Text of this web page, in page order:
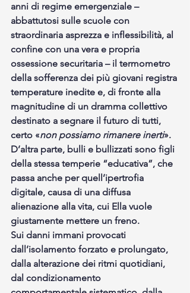
anni di regime emergenziale –
abbattutosi sulle scuole con
straordinaria asprezza e inflessibilità, al
confine con una vera e propria
ossessione securitaria – il termometro
della sofferenza dei più giovani registra
temperature inedite e, di fronte alla
magnitudine di un dramma collettivo
destinato a segnare il futuro di tutti,
certo «non possiamo rimanere inerti».
D’altra parte, bulli e bullizzati sono figli
della stessa temperie “educativa”, che
passa anche per quell’ipertrofia
digitale, causa di una diffusa
alienazione alla vita, cui Ella vuole
giustamente mettere un freno.
Sui danni immani provocati
dall’isolamento forzato e prolungato,
dalla alterazione dei ritmi quotidiani,
dal condizionamento